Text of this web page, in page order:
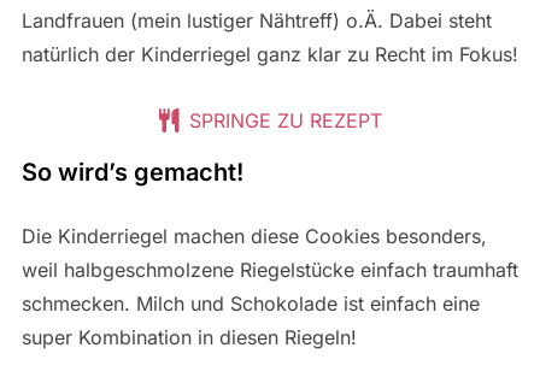
Landfrauen (mein lustiger Nähtreff) o.Ä. Dabei steht
natürlich der Kinderriegel ganz klar zu Recht im Fokus!
SPRINGE ZU REZEPT
So wird’s gemacht!
Die Kinderriegel machen diese Cookies besonders,
weil halbgeschmolzene Riegelstücke einfach traumhaft
schmecken. Milch und Schokolade ist einfach eine
super Kombination in diesen Riegeln!